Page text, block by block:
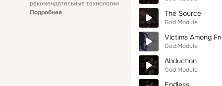
рекомендательные технологии
Подробнее
The Source
God Module
Victims Among
God Module
Abduction
God Module